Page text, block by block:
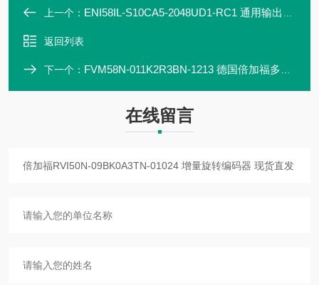
上一个： ENI58IL-S10CA5-2048UD1-RC1 通用输出驱动器倍加福 编码器2
返回列表
下一个： FVM58N-011K2R3BN-1213 德国倍加福多圈编码器 现货直发
在线留言